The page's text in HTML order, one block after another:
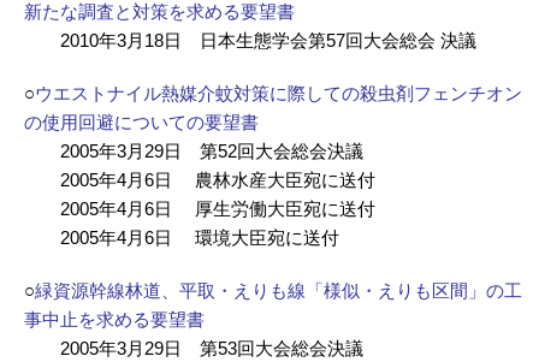
新たな調査と対策を求める要望書
2010年3月18日 日本生態学会第57回大会総会 決議
○ウエストナイル熱媒介蚊対策に際しての殺虫剤フェンチオン
の使用回避についての要望書
2005年3月29日 第52回大会総会決議
2005年4月6日 農林水産大臣宛に送付
2005年4月6日 厚生労働大臣宛に送付
2005年4月6日 環境大臣宛に送付
○緑資源幹線林道、平取・えりも線「様似・えりも区間」の工
事中止を求める要望書
2005年3月29日 第53回大会総会決議